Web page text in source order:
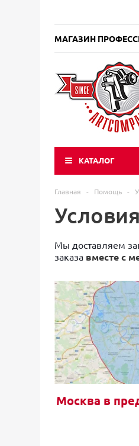
МАГАЗИН
КАТАЛОГ
Главная - Помощь -
Мы доставляем
заказа вместе с
Москва в